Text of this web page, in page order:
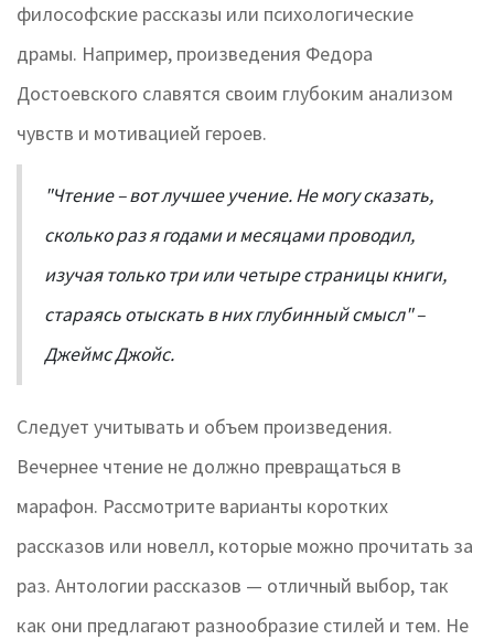
философские рассказы или психологические
драмы. Например, произведения Федора
Достоевского славятся своим глубоким анализом
чувств и мотивацией героев.
"Чтение – вот лучшее учение. Не могу сказать,
сколько раз я годами и месяцами проводил,
изучая только три или четыре страницы книги,
стараясь отыскать в них глубинный смысл" –
Джеймс Джойс.
Следует учитывать и объем произведения.
Вечернее чтение не должно превращаться в
марафон. Рассмотрите варианты коротких
рассказов или новелл, которые можно прочитать за
раз. Антологии рассказов — отличный выбор, так
как они предлагают разнообразие стилей и тем. Не